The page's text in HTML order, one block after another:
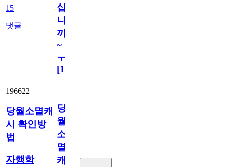
15
댓글
십
니
까
~
ㅜ
[15
196622
당월소멸캐
시 확인방
법
자행학
당
월
소
멸
캐